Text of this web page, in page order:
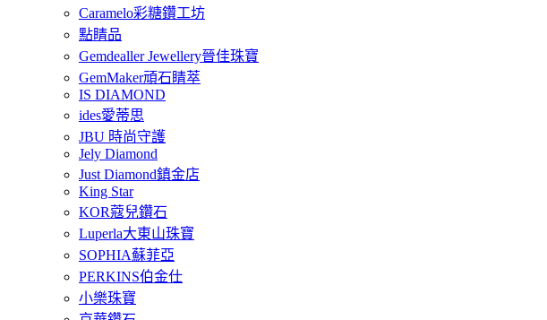
Caramelo彩糖鑽工坊
點睛品
Gemdealler Jewellery晉佳珠寶
GemMaker頑石睛萃
IS DIAMOND
ides愛蒂思
JBU 時尚守護
Jely Diamond
Just Diamond鎮金店
King Star
KOR蔻兒鑽石
Luperla大東山珠寶
SOPHIA蘇菲亞
PERKINS伯金仕
小樂珠寶